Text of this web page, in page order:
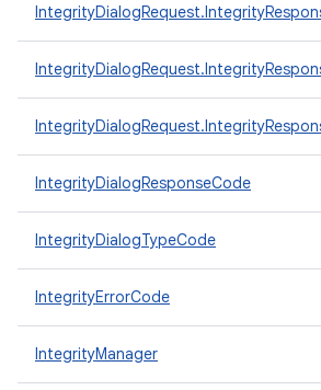
IntegrityDialogResponseCode
IntegrityDialogTypeCode
IntegrityErrorCode
IntegrityManager